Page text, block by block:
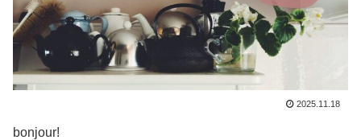
2025.11.18
bonjour!